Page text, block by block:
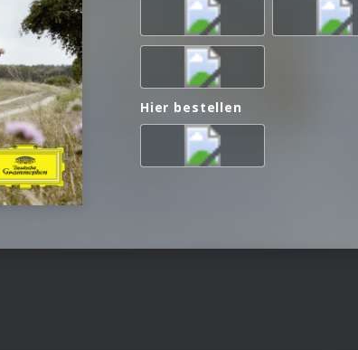
Hier bestellen